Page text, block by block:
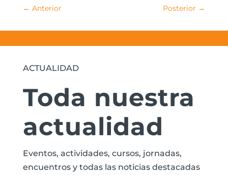
← Anterior Posterior →
ACTUALIDAD
Toda nuestra
actualidad
Eventos, actividades, cursos, jornadas,
encuentros y todas las noticias destacadas